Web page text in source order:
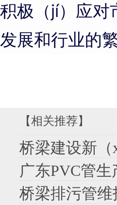
积极（jí）应对
发展和行业的
【相关推荐】
桥梁建设新（
广东PVC管生产（
桥梁排污管